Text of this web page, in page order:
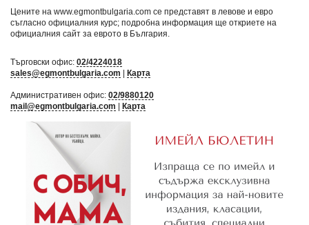
Цените на www.egmontbulgaria.com се представят в левове и евро
съгласно официалния курс; подробна информация ще откриете на
официалния сайт за еврото в България
Търговски офис: 02/4224018
sales@egmontbulgaria.com
Карта
Административен офис: 02/9880120
mail@egmontbulgaria.com
Карта